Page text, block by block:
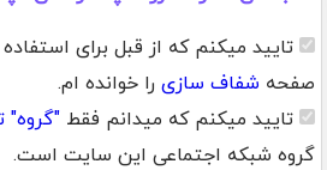
تایید میکنم که از قبل برای
صفحه شفاف سازی را خوانده ام.
تایید میکنم که میدانم فقط "گروه"
گروه شبکه اجتماعی این سایت است.